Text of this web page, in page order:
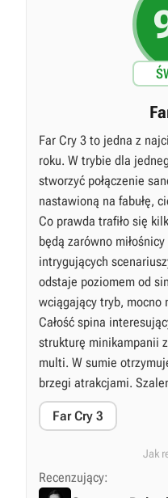
Far Cry 3 to jedna z
roku. W trybie dla
stworzyć połączenie
nastawioną na fabułę,
Co prawda trafiło się
będą zarówno
intrygujących
odstaje poziomem od
wciągający tryb, mocno
Całość spina
strukturę minikampanii
multi. W sumie
brzegi atrakcjami.
Far Cry 3
Jak
Recenzujący: